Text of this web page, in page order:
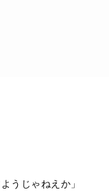
うじゃねえか」